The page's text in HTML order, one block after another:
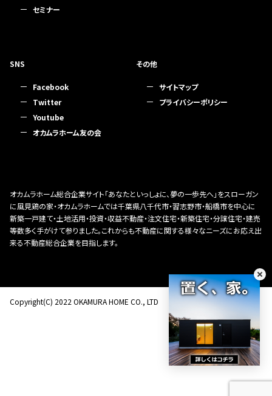
セミナー
SNS
Facebook
Twitter
Youtube
オカムラホーム友の会
その他
サイトマップ
プライバシーポリシー
オカムラホーム総合企業サイト「あなたといっしょに、夢の一歩先へ」をスローガン
に風見鶏の家・オカムラホームでは千葉県八千代市・習志野市・船橋市を中心に
新築一戸建て・土地活用・投資・収益不動産・注文住宅・新築住宅・分譲住宅・建売
等数多く手がけて参りました。これからも不動産に関する様々なニーズにお応え出
来る不動産総合企業を目指します。
Copyright(C) 2022 OKAMURA HOME CO., LTD